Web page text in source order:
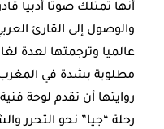
أنها تمتلك صوتا أدبيا
والوصول إلى القارئ
عالميا وترجمتها لعدة
مطلوبة بشدة في
روايتها أن تقدم لوحة
رحلة “جيا” نحو التحرر